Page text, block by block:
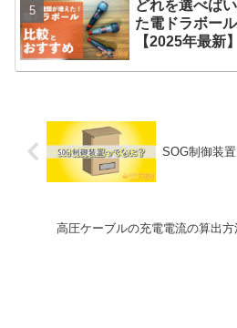
どれを選べば
た電ドラボー
【2025年最新】
SOG制御装
高圧ケーブルの充電電流の算出方